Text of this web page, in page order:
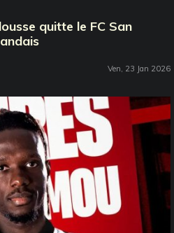
quitte le FC San
Ven, 23 Jan 2026